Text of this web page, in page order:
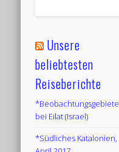
Unsere
beliebtesten
Reiseberichte
*Beobachtungsgebiete
bei Eilat (Israel)
*Südliches Katalonien,